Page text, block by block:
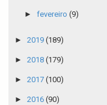
► fevereiro (9)
► 2019 (189)
► 2018 (179)
► 2017 (100)
► 2016 (90)